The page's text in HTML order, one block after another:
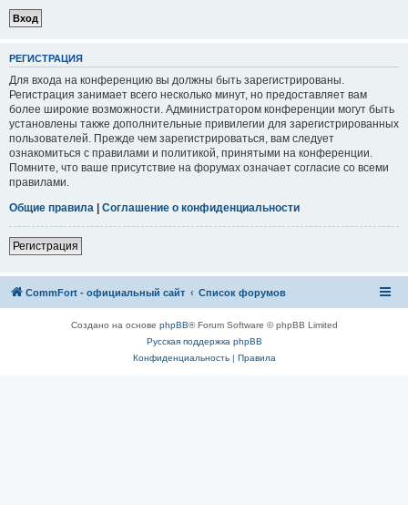
РЕГИСТРАЦИЯ
Для входа на конференцию вы должны быть зарегистрированы.
Регистрация занимает всего несколько минут, но предоставляет вам
более широкие возможности. Администратором конференции могут быть
установлены также дополнительные привилегии для зарегистрированных
пользователей. Прежде чем зарегистрироваться, вам следует
ознакомиться с правилами и политикой, принятыми на конференции.
Помните, что ваше присутствие на форумах означает согласие со всеми
правилами.
Общие правила | Соглашение о конфиденциальности
Регистрация
CommFort - официальный сайт Список форумов
Создано на основе phpBB® Forum Software © phpBB Limited
Русская поддержка phpBB
Конфиденциальность| Правила